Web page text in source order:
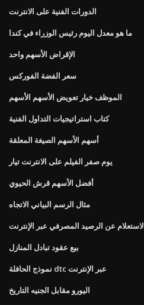
الدورات الفنية على الانترنت
ما هو معدل اليوم رئيس الوزراء في كندا
الإقراض الأسهم واحد
سعر الفضة الفوركس
الموظف خيار تعويض الأسهم الأسهم
كتاب استراتيجيات التداول الفنية
أسهم الأسهم الصيغة المعلقة
يوم صفر الفيلم على الانترنت تيار
أفضل الأسهم قرش الحيوي
مثال الرسم البياني الاتجاه
عن الرصيد المصرفي عبر الإنترنت
بيع عقود تبادل المنازل
نموذج الحافلة dtc عبر الإنترنت
اليورو مقابل الجنيه التاريخ